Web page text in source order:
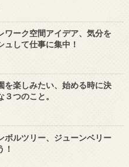
ワーク空間アイデア、気分を
ュして仕事に集中！
を楽しみたい、始める時に決
３つのこと。
ボルツリー、ジューンベリー
！